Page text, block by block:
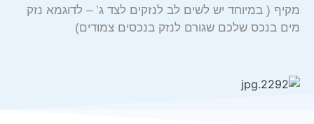
מקיף ( במיוחד יש לשים לב לנזקים לצד ג’ – לדוגמא נזק
מים בנכס שלכם שגורם לנזק בנכסים צמודים)